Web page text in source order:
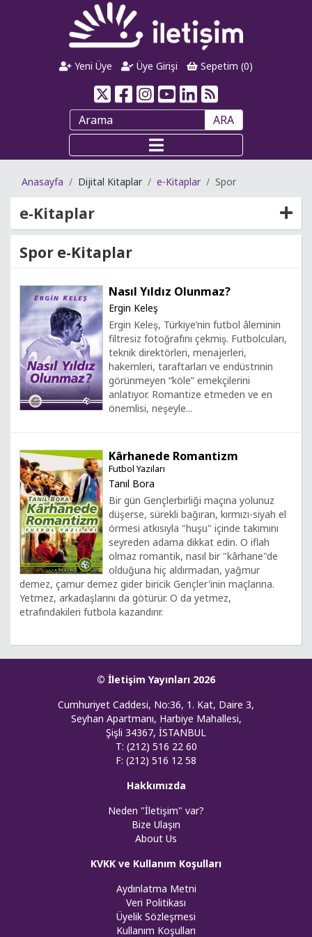
Yeni Üye Üye Girişi Sepetim (0)
ARA
Anasayfa Dijital Kitaplar e-Kitaplar Spor
e-Kitaplar
Spor e-Kitaplar
Nasıl Yıldız Olunmaz?
Ergin Keleş
Ergin Keleş, Türkiye’nin futbol âleminin
filtresiz fotoğrafını çekmiş. Futbolcuları,
teknik direktörleri, menajerleri,
hakemleri, taraftarları ve endüstrinin
görünmeyen “köle” emekçilerini
anlatıyor. Romantize etmeden ve en
önemlisi, neşeyle...
Kârhanede Romantizm
Futbol Yazıları
Tanıl Bora
Bir gün Gençlerbirliği maçına yolunuz
düşerse, sürekli bağıran, kırmızı-siyah el
örmesi atkısıyla "huşu" içinde takımını
seyreden adama dikkat edin. O iflah
olmaz romantik, nasıl bir "kârhane"de
olduğuna hiç aldırmadan, yağmur
demez, çamur demez gider biricik Gençler'inin maçlarına.
Yetmez, arkadaşlarını da götürür. O da yetmez,
etrafındakileri futbola kazandırır.
© İletişim Yayınları 2026
Cumhuriyet Caddesi, No:36, 1. Kat, Daire 3,
Seyhan Apartmanı, Harbiye Mahallesi,
Şişli 34367, İSTANBUL
T: (212) 516 22 60
F: (212) 516 12 58
Hakkımızda
Neden "İletişim" var?
Bize Ulaşın
About Us
KVKK ve Kullanım Koşulları
Aydınlatma Metni
Veri Politikası
Üyelik Sözleşmesi
Kullanım Koşulları